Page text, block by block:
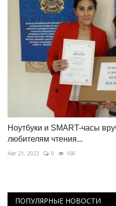
Ноутбуки и SMART-часы
любителям чтения...
Авг 21, 2023 0 160
ПОПУЛЯРНЫЕ НОВОСТИ